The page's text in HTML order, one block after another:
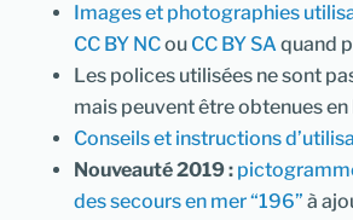
Images et photographies
CC BY NCou CC BY SA quand
Les polices utilisées ne sont
mais peuvent être obtenues en
Conseils et instructions
Nouveauté 2019 :
des secours en mer “196” à